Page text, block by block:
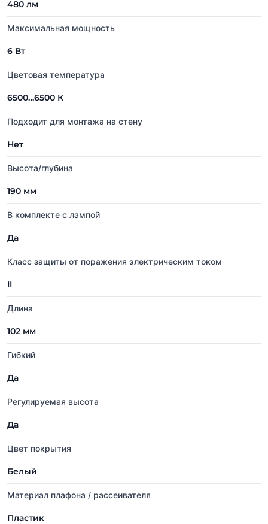
480 лм
Максимальная мощность
6 Вт
Цветовая температура
6500…6500 К
Подходит для монтажа на стену
Нет
Высота/глубина
190 мм
В комплекте с лампой
Да
Класс защиты от поражения электрическим током
II
Длина
102 мм
Гибкий
Да
Регулируемая высота
Да
Цвет покрытия
Белый
Материал плафона / рассеивателя
Пластик